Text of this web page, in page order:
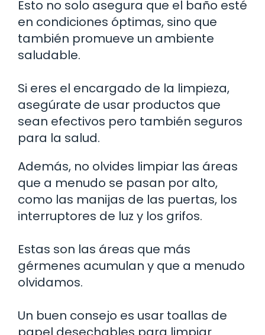
Esto no solo asegura que el baño esté
en condiciones óptimas, sino que
también promueve un ambiente
saludable.
Si eres el encargado de la limpieza,
asegúrate de usar productos que
sean efectivos pero también seguros
para la salud.
Además, no olvides limpiar las áreas
que a menudo se pasan por alto,
como las manijas de las puertas, los
interruptores de luz y los grifos.
Estas son las áreas que más
gérmenes acumulan y que a menudo
olvidamos.
Un buen consejo es usar toallas de